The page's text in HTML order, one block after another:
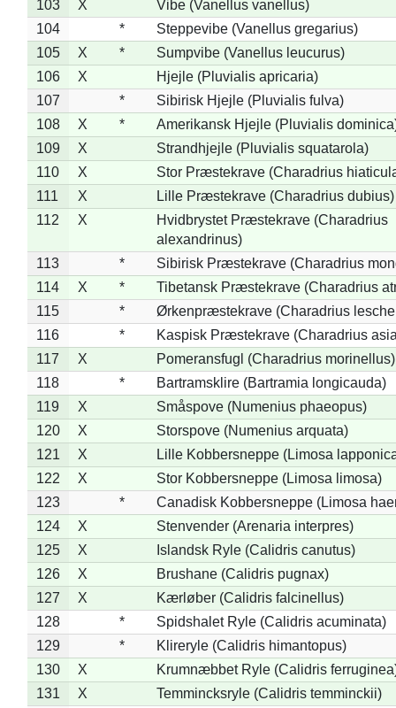
103 X
Vibe (Vanellus vanellus)
104
*
Steppevibe (Vanellus gregarius)
105
X *
Sumpvibe (Vanellus leucurus)
106
X
Hjejle (Pluvialis apricaria)
107
*
Sibirisk Hjejle (Pluvialis fulva)
108
X *
Amerikansk Hjejle (Pluvialis
109
X
Strandhjejle (Pluvialis squatarola)
110
X
Stor Præstekrave (Charadrius
111
X
Lille Præstekrave (Charadrius dubius)
112
X
Hvidbrystet Præstekrave (Charadrius
alexandrinus)
113
*
Sibirisk Præstekrave (Charadrius
114
X *
Tibetansk Præstekrave (Charadrius
115
*
Ørkenpræstekrave (Charadrius
116
*
Kaspisk Præstekrave (Charadrius
117
X
Pomeransfugl (Charadrius morinellus)
118
*
Bartramsklire (Bartramia longicauda)
119
X
Småspove (Numenius phaeopus)
120
X
Storspove (Numenius arquata)
121
X
Lille Kobbersneppe (Limosa
122
X
Stor Kobbersneppe (Limosa limosa)
123
*
Canadisk Kobbersneppe (Limosa
124
X
Stenvender (Arenaria interpres)
125
X
Islandsk Ryle (Calidris canutus)
126
X
Brushane (Calidris pugnax)
127
X
Kærløber (Calidris falcinellus)
128
*
Spidshalet Ryle (Calidris acuminata)
129
*
Klireryle (Calidris himantopus)
130
X
Krumnæbbet Ryle (Calidris
131
X
Temmincksryle (Calidris temminckii)